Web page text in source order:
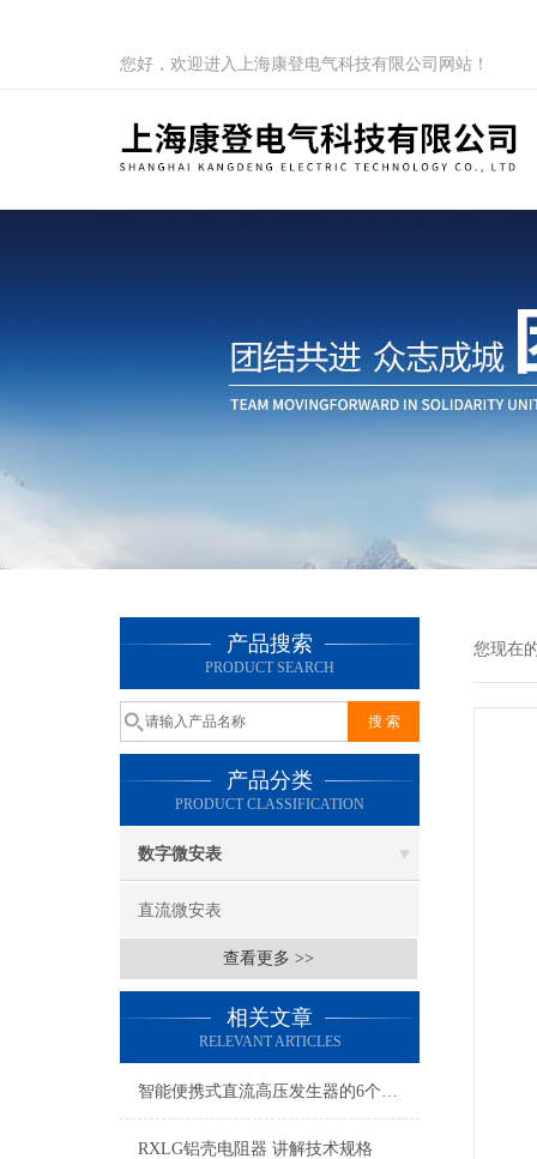
您好，欢迎进入上海康登电气科技有限公司网站！
产品搜索
PRODUCT SEARCH
产品分类
PRODUCT CLASSIFICATION
数字微安表
直流微安表
查看更多 >>
相关文章
RELEVANT ARTICLES
智能便携式直流高压发生器的6个使用注意事项
RXLG铝壳电阻器 讲解技术规格
您现在